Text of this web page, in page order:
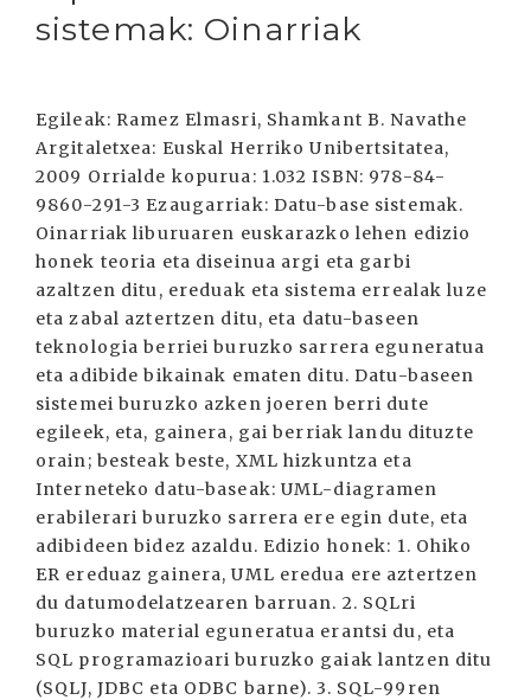
sistemak: Oinarriak
Egileak: Ramez Elmasri, Shamkant B. Navathe
Argitaletxea: Euskal Herriko Unibertsitatea,
2009 Orrialde kopurua: 1.032 ISBN: 978-84-
9860-291-3 Ezaugarriak: Datu-base sistemak.
Oinarriak liburuaren euskarazko lehen edizio
honek teoria eta diseinua argi eta garbi
azaltzen ditu, ereduak eta sistema errealak luze
eta zabal aztertzen ditu, eta datu-baseen
teknologia berriei buruzko sarrera eguneratua
eta adibide bikainak ematen ditu. Datu-baseen
sistemei buruzko azken joeren berri dute
egileek, eta, gainera, gai berriak landu dituzte
orain; besteak beste, XML hizkuntza eta
Interneteko datu-baseak: UML-diagramen
erabilerari buruzko sarrera ere egin dute, eta
adibideen bidez azaldu. Edizio honek: 1. Ohiko
ER ereduaz gainera, UML eredua ere aztertzen
du datumodelatzearen barruan. 2. SQLri
buruzko material eguneratua erantsi du, eta
SQL programazioari buruzko gaiak lantzen ditu
(SQLJ, JDBC eta ODBC barne). 3. SQL-99ren